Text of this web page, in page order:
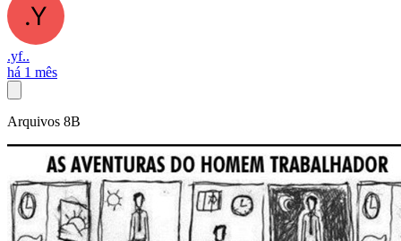
.yf..
há 1 mês
Arquivos 8B